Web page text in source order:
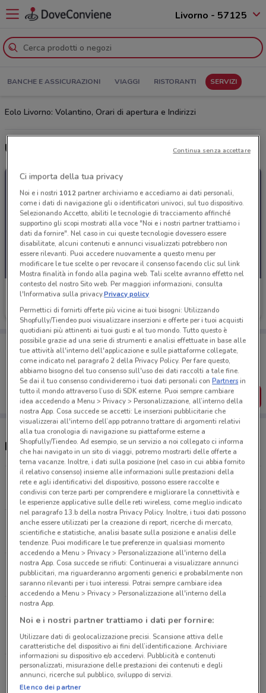
Livorno - 57125
BANCHE E ASSICURAZIONI VIAGGI RISTORANTI SERVIZI
Eolo Livorno: Volantino, Orari di apertura e Indirizzi
Ultime offerte del volantino Eolo
Eolo
Scade il 31/08
Porta DoveConviene sempre con te!
Puoi trovare le migliori offerte dei negozi vicino a te,
salvarle e creare la tua lista del risparmio, comodamente
dal tuo cellulare.
SCARICA L’APP
Negozi Eolo a Livorno
Via Buontalenti, 92 Livorno
718 m
Scali Aurelio Saffi Livorno
788 m
Via Lampredi -, 129 57100
1.6 km
Via Giovanni Gelati, 1057124 Livorno LITel.
0586817601
1.9 km
Via Dellardenza, 151 Livorno
3.1 km
Ci importa della tua privacy
Noi e i nostri 1012partner archiviamo e accediamo ai dati personali,
come i dati di navigazione gli o identificatori univoci, sul tuo dispositivo.
Selezionando Accetto, abiliti le tecnologie di tracciamento affinché
supportino gli scopi mostrati alla voce "Noi e i nostri partner trattiamo i
dati da fornire". Nel caso in cui queste tecnologie dovessero essere
disabilitate, alcuni contenuti e annunci visualizzati potrebbero non
essere rilevanti. Puoi accedere nuovamente a questo menu per
modificare le tue scelte o per revocare il consenso facendo clic sul link
Mostra finalità in fondo alla pagina web. Tali scelte avranno effetto nel
contesto del nostro Sito web. Per maggiori informazioni, consulta
l'Informativa sulla privacy.Privacy policy
Permettici di fornirti offerte più vicine ai tuoi bisogni: Utilizzando
Shopfully/Tiendeo puoi visualizzare inserzioni e offerte per i tuoi acquisti
quotidiani più attinenti ai tuoi gusti e al tuo mondo. Tutto questo è
possibile grazie ad una serie di strumenti e analisi effettuate in base alle
tue attività all'interno dell'applicazione e sulle piattaforme collegate,
come indicato nel paragrafo 2 della Privacy Policy. Per fare questo,
abbiamo bisogno del tuo consenso sull'uso dei dati raccolti a tale fine.
Se dai il tuo consenso condivideremo i tuoi dati personali conPartnersin
tutto il mondo attraverso l’uso di SDK esterne. Puoi sempre cambiare
idea accedendo a Menu > Privacy > Personalizzazione, all’interno della
nostra App. Cosa succede se accetti: Le inserzioni pubblicitarie che
visualizzerai all'interno dell’app potranno trattare di argomenti relativi
alla tua cronologia di navigazione su piattaforme esterne a
Shopfully/Tiendeo. Ad esempio, se un servizio a noi collegato ci informa
che hai navigato in un sito di viaggi, potremo mostrarti delle offerte a
tema vacanze. Inoltre, i dati sulla posizione (nel caso in cui abbia fornito
il relativo consenso) insieme alle informazioni sulle prestazioni della
rete e agli identificativi del dispositivo, possono essere raccolte e
condivisi con terze parti per comprendere e migliorare la connettività e
le esperienze applicative sulle delle reti wireless, come meglio indicato
nel paragrafo 13.b della nostra Privacy Policy. Inoltre, i tuoi dati possono
anche essere utilizzati per la creazione di report, ricerche di mercato,
scientifiche e statistiche, analisi basate sulla posizione e analisi delle
tendenze. Puoi modificare le tue preferenze in qualsiasi momento
accedendo a Menu > Privacy > Personalizzazione all'interno della
nostra App. Cosa succede se rifiuti: Continuerai a visualizzare annunci
pubblicitari, ma riguarderanno argomenti generici e probabilmente non
saranno rilevanti per i tuoi interessi. Potrai sempre cambiare idea
accedendo a Menu > Privacy > Personalizzazione all'interno della
nostra App.
Noi e i nostri partner trattiamo i dati per fornire:
Utilizzare dati di geolocalizzazione precisi. Scansione attiva delle
caratteristiche del dispositivo ai fini dell’identificazione. Archiviare
informazioni su dispositivo e/o accedervi. Pubblicità e contenuti
personalizzati, misurazione delle prestazioni dei contenuti e degli
annunci, ricerche sul pubblico, sviluppo di servizi.
Elenco dei partner
Continua senza accettare